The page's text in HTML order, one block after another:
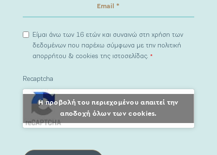
Είμαι άνω των 16 ετών και συναινώ στη χρήση των
δεδομένων που παρέχω σύμφωνα με την πολιτική
απορρήτου & cookies της ιστοσελίδας.*
Recaptcha
Η προβολή του περιεχομένου απαιτεί την
αποδοχή όλων των cookies.